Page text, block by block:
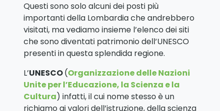
Questi sono solo alcuni dei posti più
importanti della Lombardia che andrebbero
visitati, ma vediamo insieme l’elenco dei siti
che sono diventati patrimonio dell’UNESCO
presenti in questa splendida regione.
L’UNESCO(Organizzazione delle Nazioni
Unite per l’Educazione, la Scienza e la
Cultura) infatti, il cui nome stesso è un
richiamo ai valori dell’istruzione, della scienza